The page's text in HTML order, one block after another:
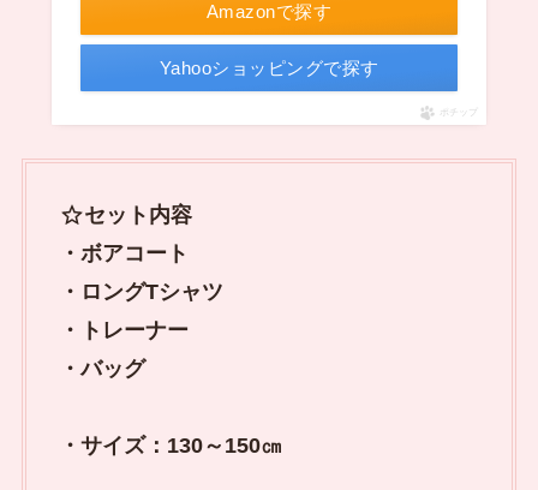
Amazonで探す
Yahooショッピングで探す
ポチップ
セット内容
・ボアコート
・ロングTシャツ
・トレーナー
・バッグ
・サイズ：130～150㎝